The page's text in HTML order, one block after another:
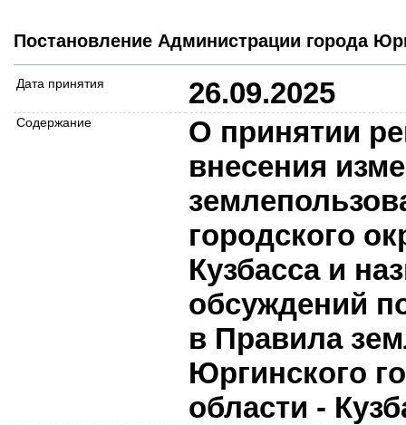
Постановление Администрации города
Дата принятия 26.09.2025
Содержание
О принятии
внесения
городского
Кузбасса и
обсуждений
в Правила
Юргинского
области -